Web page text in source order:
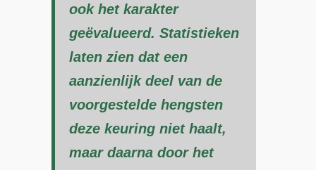
ook het karakter
geëvalueerd. Statistieken
laten zien dat een
aanzienlijk deel van de
voorgestelde hengsten
deze keuring niet haalt,
maar daarna door het